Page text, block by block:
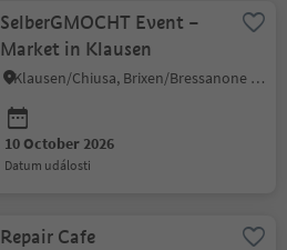
SelberGMOCHT Event –
Market in Klausen
Klausen/Chiusa, Brixen/Bressanone and environs
10 October 2026
datum události
Repair Cafe